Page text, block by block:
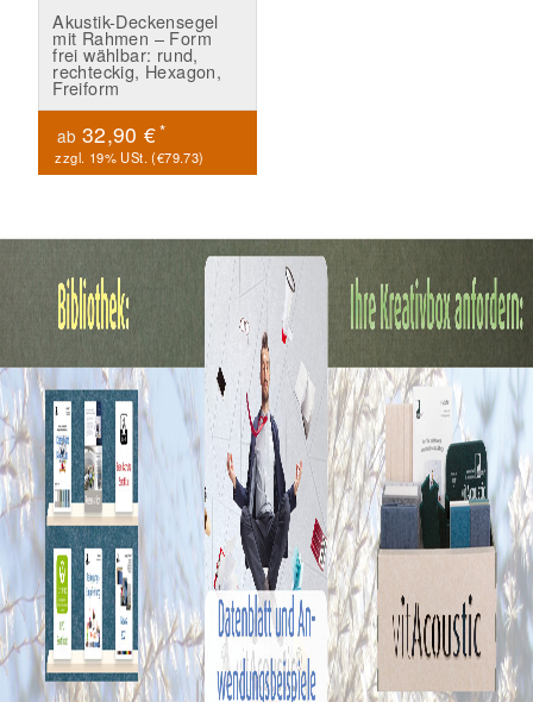
Akustik-Deckensegel
mit Rahmen – Form
frei wählbar: rund,
rechteckig, Hexagon,
Freiform
ab 32,90 €*
zzgl. 19% USt. (€79.73)